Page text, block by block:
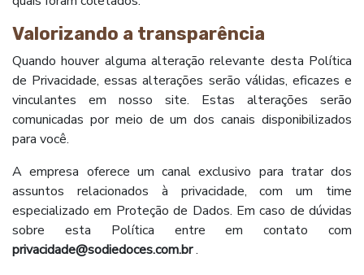
Valorizando a transparência
Quando houver alguma alteração relevante desta Política
de Privacidade, essas alterações serão válidas, eficazes e
vinculantes em nosso site. Estas alterações serão
comunicadas por meio de um dos canais disponibilizados
para você.
A empresa oferece um canal exclusivo para tratar dos
assuntos relacionados à privacidade, com um time
especializado em Proteção de Dados. Em caso de dúvidas
sobre esta Política entre em contato com
privacidade@sodiedoces.com.br.